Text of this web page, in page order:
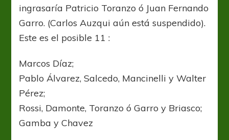
ingrasaría Patricio Toranzo ó Juan Fernando
Garro. (Carlos Auzqui aún está suspendido).
Este es el posible 11 :
Marcos Díaz;
Pablo Álvarez, Salcedo, Mancinelli y Walter
Pérez;
Rossi, Damonte, Toranzo ó Garro y Briasco;
Gamba y Chavez